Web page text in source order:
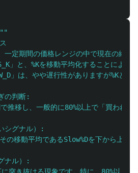
一定期間の価格レンジの中で現在の終
」と、%Kを移動平均化することによ
」は、やや遅行性がありますが%Kと
の判断:
で推移し、一般的に80%以上で「買われ
シグナル）:
の移動平均であるSlow%Dを下から上
ナル）: